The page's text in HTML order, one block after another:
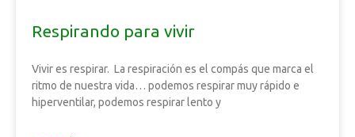
Respirando para vivir
Vivir es respirar. La respiración es el compás que marca el
ritmo de nuestra vida… podemos respirar muy rápido e
hiperventilar, podemos respirar lento y